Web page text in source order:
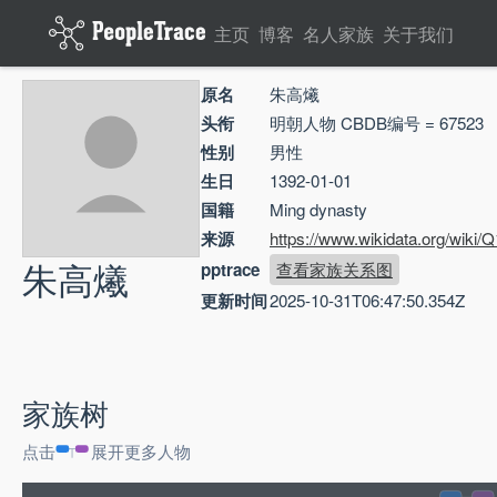
主页 博客 名人家族 关于我们
朱高爔
原名 朱高爔
头衔 明朝人物 CBDB编号 = 67523
性别 男性
生日 1392-01-01
国籍 Ming dynasty
来源 https://www.wikidata.org/wiki/
pptrace 查看家族关系图
更新时间2025-10-31T06:47:50.354Z
家族树
点击 展开更多人物